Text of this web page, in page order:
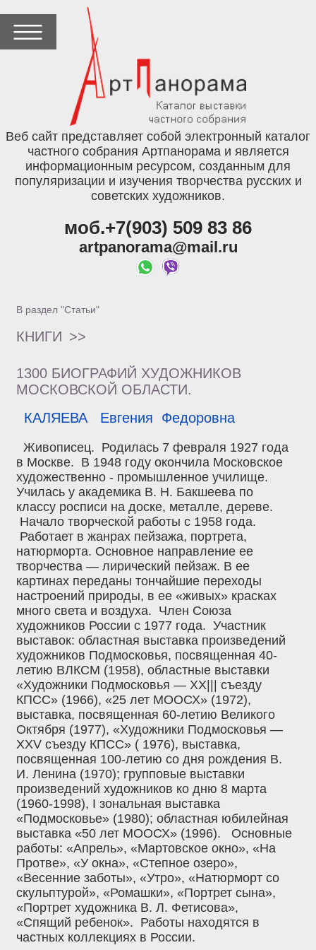
Веб сайт представляет собой электронный каталог
частного собрания Артпанорама и является
информационным ресурсом, созданным для
популяризации и изучения творчества русских и
советских художников.
моб.+7(903) 509 83 86
artpanorama@mail.ru
В раздел "Статьи"
КНИГИ >>
1300 БИОГРАФИЙ ХУДОЖНИКОВ
МОСКОВСКОЙ ОБЛАСТИ.
КАЛЯЕВА Евгения Федоровна
Живописец. Родилась 7 февраля 1927 года
в Москве. В 1948 году окончила Московское
художественно - промышленное училище.
Училась у академика В. Н. Бакшеева по
классу росписи на доске, металле, дереве.
Начало творческой работы с 1958 года.
Работает в жанрах пейзажа, портрета,
натюрморта. Основное направление ее
творчества — лирический пейзаж. В ее
картинах переданы тончайшие переходы
настроений природы, в ее «живых» красках
много света и воздуха. Член Союза
художников России с 1977 года. Участник
выставок: областная выставка произведений
художников Подмосковья, посвященная 40-
летию ВЛКСМ (1958), областные выставки
«Художники Подмосковья — ХХ||| съезду
КПСС» (1966), «25 лет МООСХ» (1972),
выставка, посвященная 60-летию Великого
Октября (1977), «Художники Подмосковья —
XXV съезду КПСС» ( 1976), выставка,
посвященная 100-летию со дня рождения В.
И. Ленина (1970); групповые выставки
произведений художников ко дню 8 марта
(1960-1998), I зональная выставка
«Подмосковье» (1980); областная юбилейная
выставка «50 лет МООСХ» (1996). Основные
работы: «Апрель», «Мартовское окно», «На
Протве», «У окна», «Степное озеро»,
«Весенние заботы», «Утро», «Натюрморт со
скульптурой», «Ромашки», «Портрет сына»,
«Портрет художника В. Л. Фетисова»,
«Спящий ребенок». Работы находятся в
частных коллекциях в России.